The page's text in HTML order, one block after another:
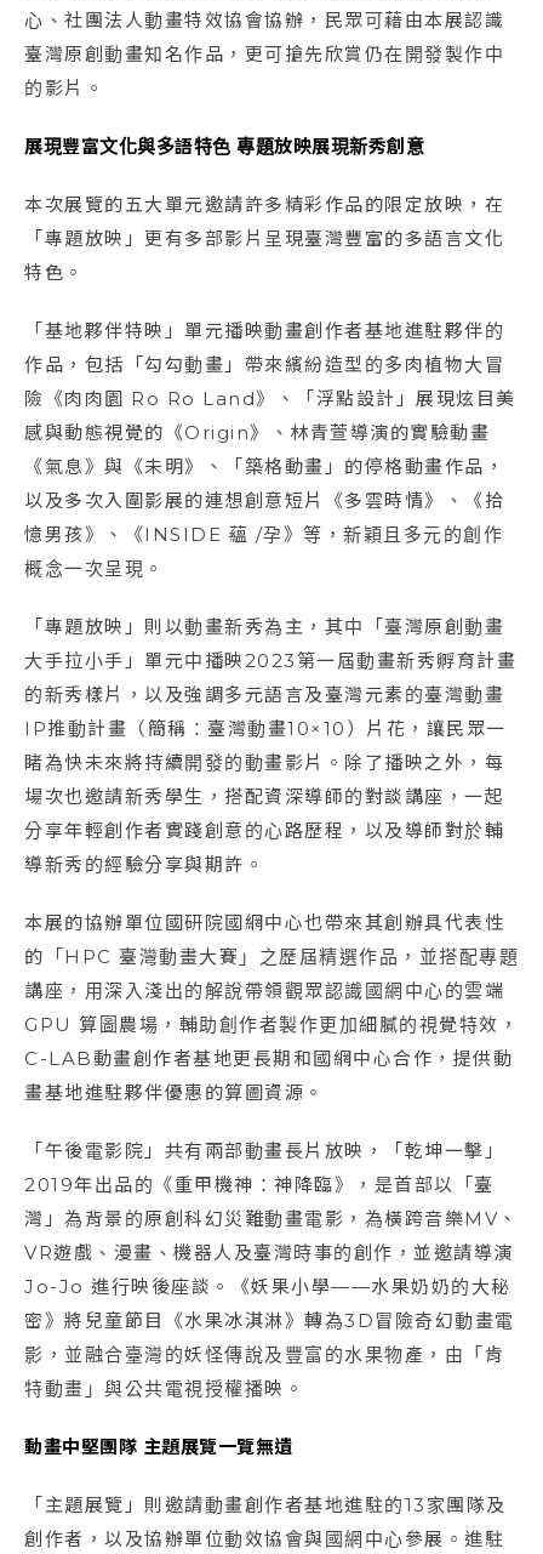
心、社團法人動畫特效協會協辦，民眾可藉由本展認識
臺灣原創動畫知名作品，更可搶先欣賞仍在開發製作中
的影片。
展現豐富文化與多語特色 專題放映展現新秀創意
本次展覽的五大單元邀請許多精彩作品的限定放映，在
「專題放映」更有多部影片呈現臺灣豐富的多語言文化
特色。
「基地夥伴特映」單元播映動畫創作者基地進駐夥伴的
作品，包括「勾勾動畫」帶來繽紛造型的多肉植物大冒
險《肉肉園 Ro Ro Land》、「浮點設計」展現炫目美
感與動態視覺的《Origin》、林青萱導演的實驗動畫
《氣息》與《未明》、「築格動畫」的停格動畫作品，
以及多次入圍影展的連想創意短片《多雲時情》、《拾
憶男孩》、《INSIDE 蘊 /孕》等，新穎且多元的創作
概念一次呈現。
「專題放映」則以動畫新秀為主，其中「臺灣原創動畫
大手拉小手」單元中播映2023第一屆動畫新秀孵育計畫
的新秀樣片，以及強調多元語言及臺灣元素的臺灣動畫
IP推動計畫（簡稱：臺灣動畫10×10）片花，讓民眾一
睹為快未來將持續開發的動畫影片。除了播映之外，每
場次也邀請新秀學生，搭配資深導師的對談講座，一起
分享年輕創作者實踐創意的心路歷程，以及導師對於輔
導新秀的經驗分享與期許。
本展的協辦單位國研院國網中心也帶來其創辦具代表性
的「HPC 臺灣動畫大賽」之歷屆精選作品，並搭配專題
講座，用深入淺出的解說帶領觀眾認識國網中心的雲端
GPU 算圖農場，輔助創作者製作更加細膩的視覺特效，
C-LAB動畫創作者基地更長期和國網中心合作，提供動
畫基地進駐夥伴優惠的算圖資源。
「午後電影院」共有兩部動畫長片放映，「乾坤一擊」
2019年出品的《重甲機神：神降臨》，是首部以「臺
灣」為背景的原創科幻災難動畫電影，為橫跨音樂MV、
VR遊戲、漫畫、機器人及臺灣時事的創作，並邀請導演
Jo-Jo 進行映後座談。《妖果小學——水果奶奶的大秘
密》將兒童節目《水果冰淇淋》轉為3D冒險奇幻動畫電
影，並融合臺灣的妖怪傳說及豐富的水果物產，由「肯
特動畫」與公共電視授權播映。
動畫中堅團隊 主題展覽一覽無遺
「主題展覽」則邀請動畫創作者基地進駐的13家團隊及
創作者，以及協辦單位動效協會與國網中心參展。進駐